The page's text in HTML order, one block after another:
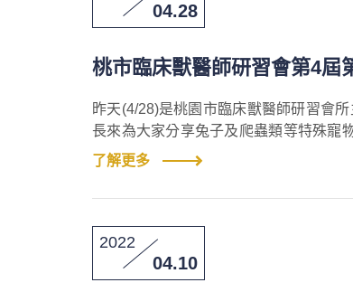
04.28
桃市臨床獸醫師研習會第4屆
昨天(4/28)是桃園市臨床獸醫師研習會
長來為大家分享兔子及爬蟲類等特殊寵
腔脫垂及特寵齒科疾病等。
了解更多
2022
04.10